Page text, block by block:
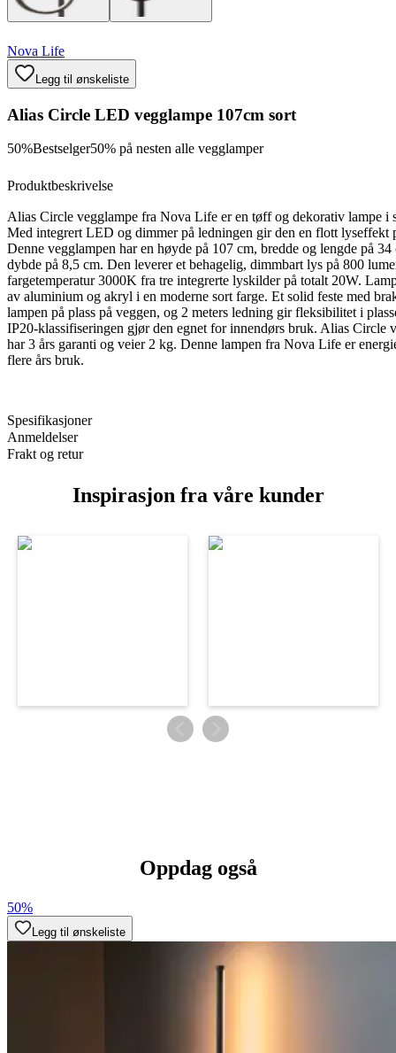
Nova Life
Legg til ønskeliste
Alias Circle LED vegglampe 107cm sort
50%Bestselger50% på nesten alle vegglamper
Produktbeskrivelse
Alias Circle vegglampe fra Nova Life er en tøff og dekorativ lampe i
Med integrert LED og dimmer på ledningen gir den en flott lyseffekt
Denne vegglampen har en høyde på 107 cm, bredde og lengde på 34
dybde på 8,5 cm. Den leverer et behagelig, dimmbart lys på 800
fargetemperatur 3000K fra tre integrerte lyskilder på totalt 20W.
av aluminium og akryl i en moderne sort farge. Et solid feste med
lampen på plass på veggen, og 2 meters ledning gir fleksibilitet i
IP20-klassifiseringen gjør den egnet for innendørs bruk. Alias Circle
har 3 års garanti og veier 2 kg. Denne lampen fra Nova Life er
flere års bruk.
Spesifikasjoner
Anmeldelser
Frakt og retur
Inspirasjon fra våre kunder
Oppdag også
50%
Legg til ønskeliste